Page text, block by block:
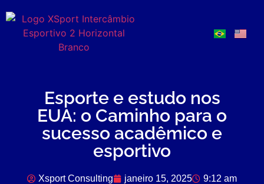
Esporte e estudo nos
EUA: o Caminho para o
sucesso acadêmico e
esportivo
Xsport Consulting janeiro 15, 2025 9:12 am